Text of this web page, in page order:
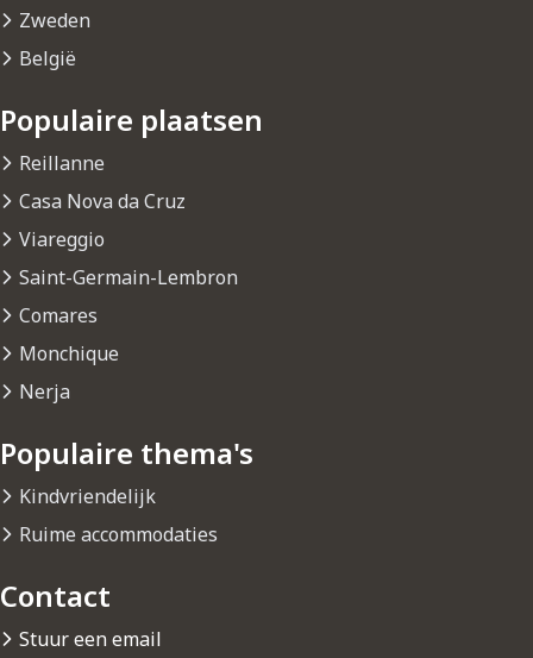
Zweden
België
Populaire plaatsen
Reillanne
Casa Nova da Cruz
Viareggio
Saint-Germain-Lembron
Comares
Monchique
Nerja
Populaire thema's
Kindvriendelijk
Ruime accommodaties
Contact
Stuur een email